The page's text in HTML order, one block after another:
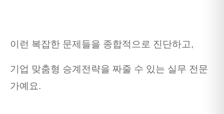
이런 복잡한 문제들을 종합적으로 진단하고,
기업 맞춤형 승계전략을 짜줄 수 있는 실무 전문
가예요.